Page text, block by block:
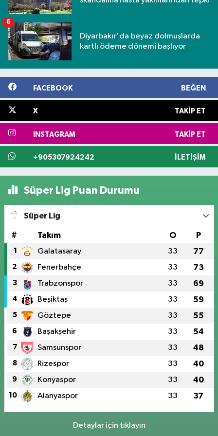
Diyarbakır'da beyaz dolmuşlarda
kartlı ödeme dönemi başlıyor
6
FACEBOOK BEĞEN
X TAKIP ET
INSTAGRAM TAKIP ET
+905307924242 İLETIŞIM
Süper Lig Puan Durumu
Süper Lig
# Takım O P
1 Galatasaray 33 77
2 Fenerbahçe 33 73
3 Trabzonspor 33 69
4 Beşiktaş 33 59
5 Göztepe 33 55
6 Başakşehir 33 54
7 Samsunspor 33 48
8 Rizespor 33 40
9 Konyaspor 33 40
10 Alanyaspor 33 37
Detaylar için tıklayın